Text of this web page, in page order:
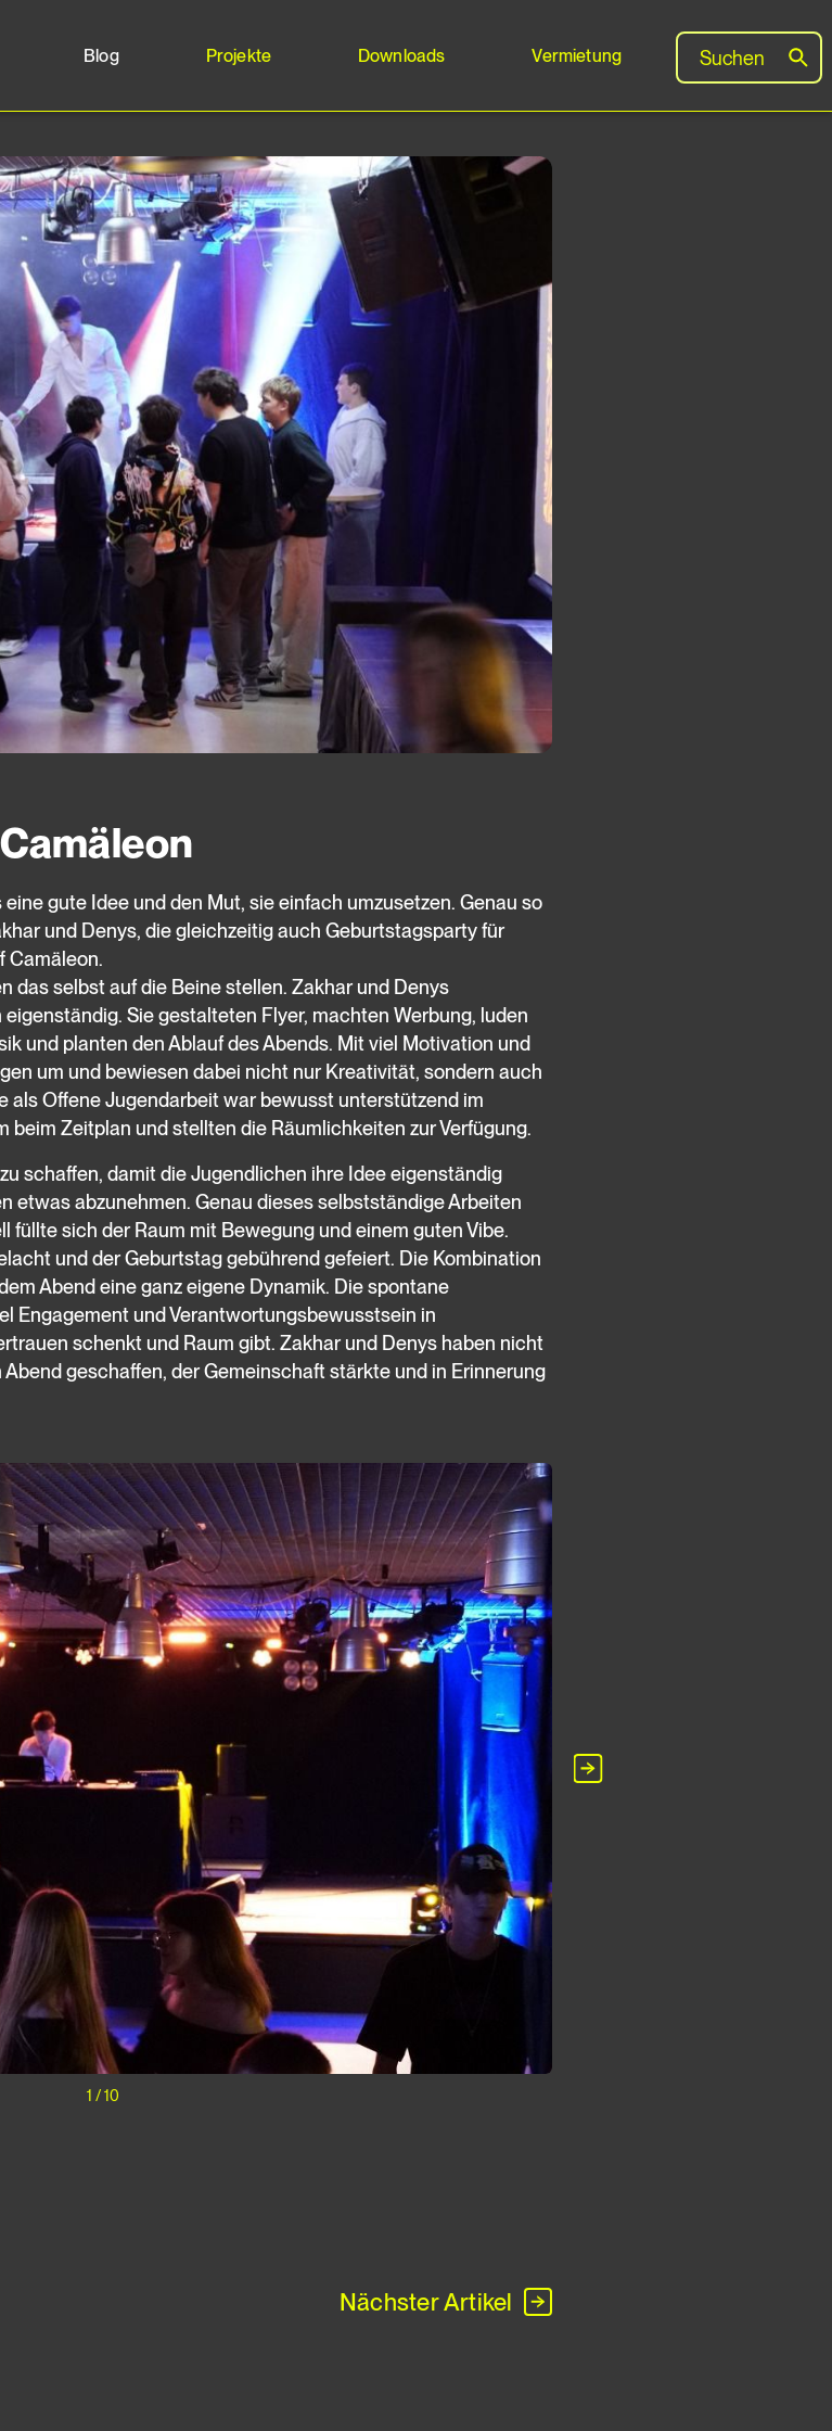
Blog Projekte Downloads Vermietung
gute Idee und den Mut, sie einfach umzusetzen. Genau so
und Denys, die gleichzeitig auch Geburtstagsparty für
Camäleon.
das selbst auf die Beine stellen. Zakhar und Denys
Sie gestalteten Flyer, machten Werbung, luden
und planten den Ablauf des Abends. Mit viel Motivation und
um und bewiesen dabei nicht nur Kreativität, sondern auch
als Offene Jugendarbeit war bewusst unterstützend im
beim Zeitplan und stellten die Räumlichkeiten zur Verfügung.
schaffen, damit die Jugendlichen ihre Idee eigenständig
etwas abzunehmen. Genau dieses selbstständige Arbeiten
füllte sich der Raum mit Bewegung und einem guten Vibe.
und der Geburtstag gebührend gefeiert. Die Kombination
Abend eine ganz eigene Dynamik. Die spontane
Engagement und Verantwortungsbewusstsein in
schenkt und Raum gibt. Zakhar und Denys haben nicht
geschaffen, der Gemeinschaft stärkte und in Erinnerung
1 /10
Nächster Artikel